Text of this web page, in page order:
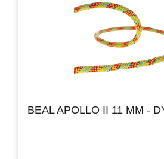
BEAL APOLLO II 11 MM -